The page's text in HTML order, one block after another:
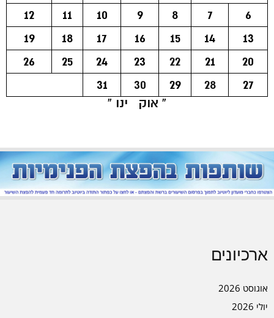
6
7
8
9
10
11
12
13
14
15
16
17
18
19
20
21
22
23
24
25
26
27
28
29
30
31
« אוק
ינו »
ארכיונים
אוגוסט 2026
יולי 2026